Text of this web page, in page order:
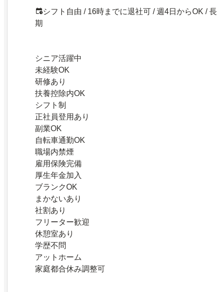
シフト自由 / 16時までに退社可 / 週4日からOK / 長
期
シニア活躍中
未経験OK
研修あり
扶養控除内OK
シフト制
正社員登用あり
副業OK
自転車通勤OK
職場内禁煙
雇用保険完備
厚生年金加入
ブランクOK
まかないあり
社割あり
フリーター歓迎
休憩室あり
学歴不問
アットホーム
家庭都合休み調整可